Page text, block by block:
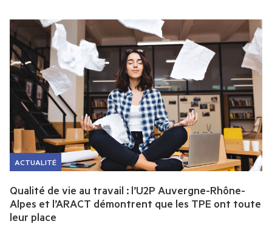
ACTUALITÉ
Qualité de vie au travail : l’U2P Auvergne-Rhône-
Alpes et l’ARACT démontrent que les TPE ont toute
leur place